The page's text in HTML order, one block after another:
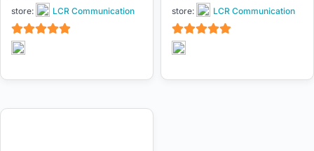
store: LCR Communication
5
store: LCR Communication
5